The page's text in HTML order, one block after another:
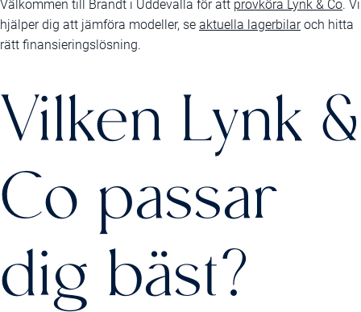
Välkommen till Brandt i Uddevalla för att provköra Lynk & Co. Vi
hjälper dig att jämföra modeller, se aktuella lagerbilaroch hitta
rätt finansieringslösning.
Vilken Lynk &
Co passar
dig bäst?